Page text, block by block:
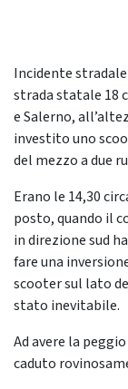
Incidente stradale
strada statale 18
e Salerno,
investito uno
del mezzo a due
Erano le 14,30
posto, quando il
in direzione sud
fare una
scooter sul lato
stato inevitabile.
Ad avere la
caduto